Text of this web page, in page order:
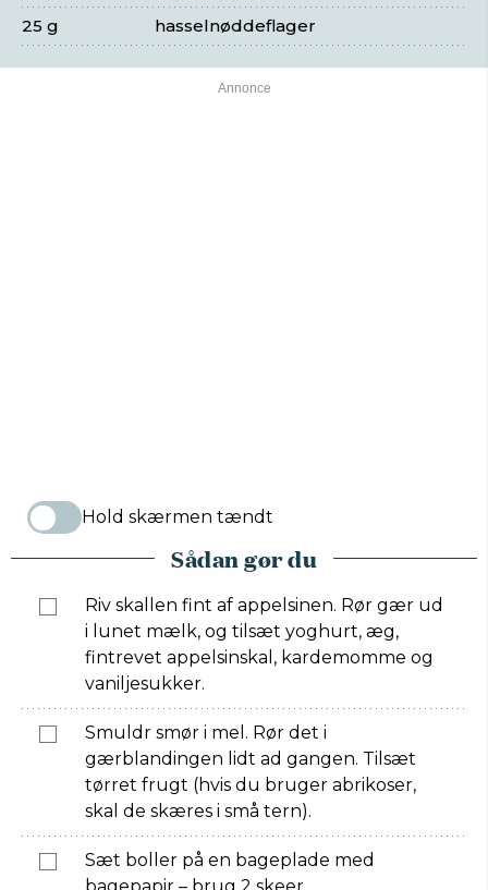
hasselnøddeflager
25 g
Hold skærmen tændt
Sådan gør du
Riv skallen fint af appelsinen. Rør gær ud
i lunet mælk, og tilsæt yoghurt, æg,
fintrevet appelsinskal, kardemomme og
vaniljesukker.
Smuldr smør i mel. Rør det i
gærblandingen lidt ad gangen. Tilsæt
tørret frugt (hvis du bruger abrikoser,
skal de skæres i små tern).
Sæt boller på en bageplade med